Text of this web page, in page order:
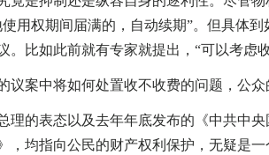
用权期间届满的，自动续期”。但具体
。比如此前就有专家就提出，“可以考虑
案中将如何处置收不收费的问题，公众
的表态以及去年年底发布的《中共中央
，均指向公民的财产权利保护，无疑是